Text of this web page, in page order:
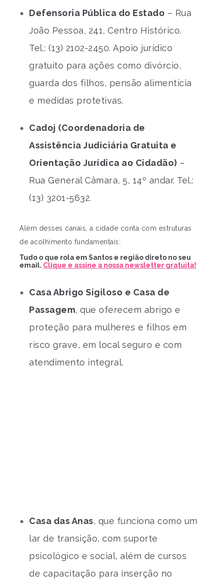
Defensoria Pública do Estado – Rua
João Pessoa, 241, Centro Histórico.
Tel.: (13) 2102-2450. Apoio jurídico
gratuito para ações como divórcio,
guarda dos filhos, pensão alimentícia
e medidas protetivas.
Cadoj (Coordenadoria de
Assistência Judiciária Gratuita e
Orientação Jurídica ao Cidadão) –
Rua General Câmara, 5, 14º andar. Tel.:
(13) 3201-5632.
Além desses canais, a cidade conta com estruturas
de acolhimento fundamentais:
Tudo o que rola em Santos e região direto no seu
email. Clique e assine a nossa newsletter gratuita!
Casa Abrigo Sigiloso e Casa de
Passagem, que oferecem abrigo e
proteção para mulheres e filhos em
risco grave, em local seguro e com
atendimento integral.
Casa das Anas, que funciona como um
lar de transição, com suporte
psicológico e social, além de cursos
de capacitação para inserção no